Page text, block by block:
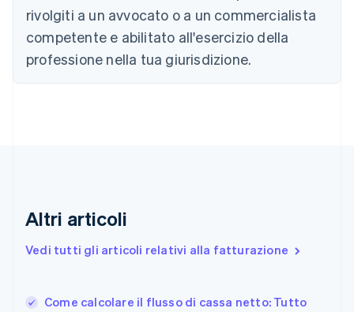
rivolgiti a un avvocato o a un commercialista
competente e abilitato all'esercizio della
professione nella tua giurisdizione.
Altri articoli
Vedi tutti gli articoli relativi alla fatturazione
Come calcolare il flusso di cassa netto: Tutto
English
Croazia
English
Danimarca
English
FrançaisEnglish
DeutschEnglish
Gibilterra